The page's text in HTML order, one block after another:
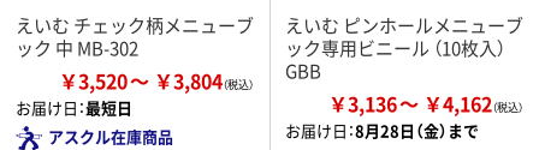
えいむ チェック柄メニューブ
ック 中 MB-302
￥3,520 ￥3,804
お届け日：最短日
アスクル在庫商品
えいむ ピンホールメニューブ
ック専用ビニール （10枚入）
GBB
￥3,136 ￥4,162
お届け日：8月28日（金）まで